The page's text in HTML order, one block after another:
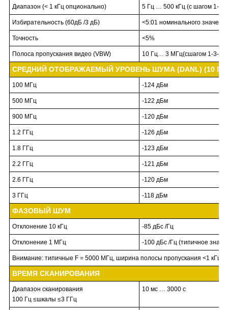
Диапазон (< 1 кГц опционально) 5 Гц … 500 кГц (с шагом 1-
Избирательность (60дБ /3 дБ) <5:01 номинального
Точность <5%
Полоса пропускания видео (VBW) 10 Гц… 3 МГц(сшагом 1-3-10)
СРЕДНИЙ ОТОБРАЖАЕМЫЙ УРОВЕНЬ ШУМА (DANL) (10 Гц
100 МГц -124 дБм
500 МГц -122 дБм
900 МГц -120 дБм
1.2 ГГц -126 дБм
1.8 ГГц -123 дБм
2.2 ГГц -121 дБм
2.6 ГГц -120 дБм
3 ГГц -118 дБм
ФАЗОВЫЙ ШУМ
Отклонение 10 кГц -85 дБс /Гц
Отклонение 1 МГц -100 дБс /Гц (типичное
Внимание: типичные F = 5000 МГц, ширина полосы пропускания <1 кГц,
ВРЕМЯ СКАНИРОВАНИЯ
Диапазон сканирования
100 Гц ≤шкалы ≤3 ГГц
10 мс … 3000 с